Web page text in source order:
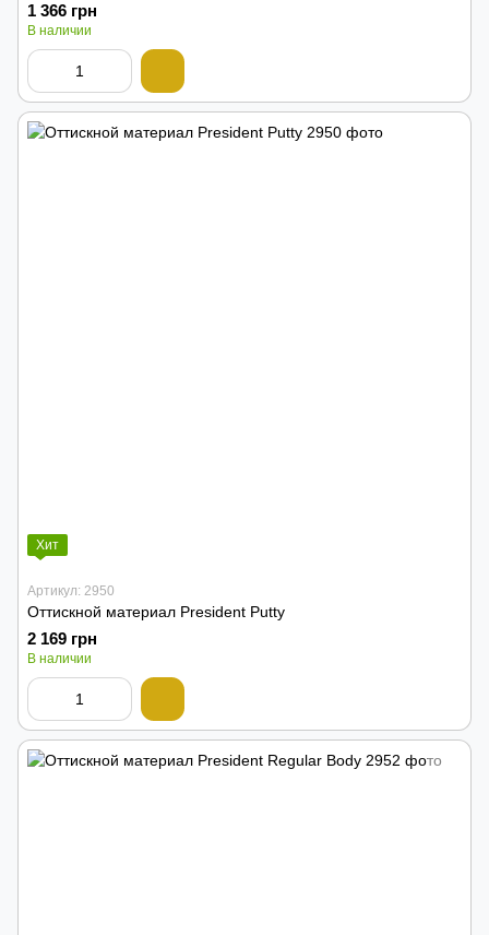
1 366 грн
В наличии
Хит
Артикул: 2950
Оттискной материал President Putty
2 169 грн
В наличии